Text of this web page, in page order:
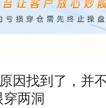
因找到了，并
两洞